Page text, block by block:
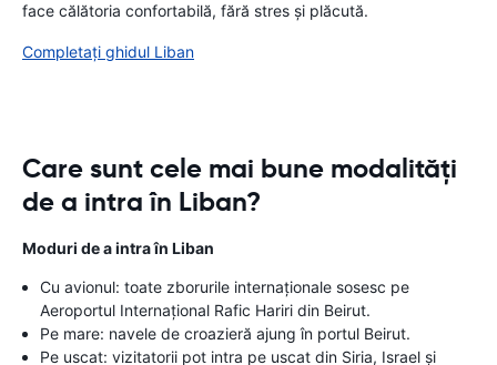
face călătoria confortabilă, fără stres și plăcută.
Completați ghidul Liban
Care sunt cele mai bune modalități
de a intra în Liban?
Moduri de a intra în Liban
Cu avionul: toate zborurile internaționale sosesc pe
Aeroportul Internațional Rafic Hariri din Beirut.
Pe mare: navele de croazieră ajung în portul Beirut.
Pe uscat: vizitatorii pot intra pe uscat din Siria, Israel și